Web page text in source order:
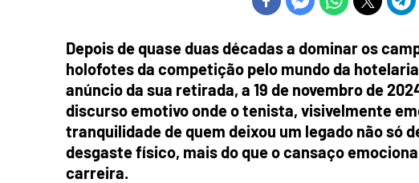
Depois de quase duas décadas a dominar os
holofotes da competição pelo mundo da
anúncio da sua retirada, a 19 de novembro de
discurso emotivo onde o tenista, visivelmente
tranquilidade de quem deixou um legado não só
desgaste físico, mais do que o cansaço
carreira.